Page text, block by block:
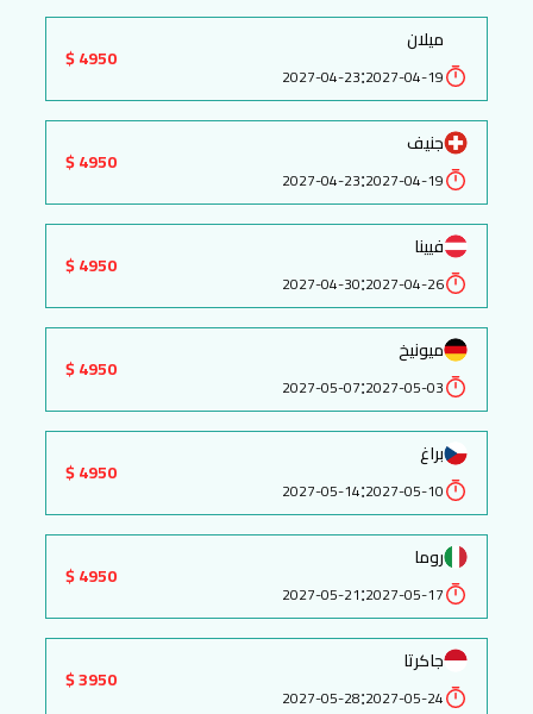
ميلان
2027-04-19
:
2027-04-23
4950 $
جنيف
2027-04-19
:
2027-04-23
4950 $
فيينا
2027-04-26
:
2027-04-30
4950 $
ميونيخ
2027-05-03
:
2027-05-07
4950 $
براغ
2027-05-10
:
2027-05-14
4950 $
روما
2027-05-17
:
2027-05-21
4950 $
جاكرتا
2027-05-24
:
2027-05-28
3950 $